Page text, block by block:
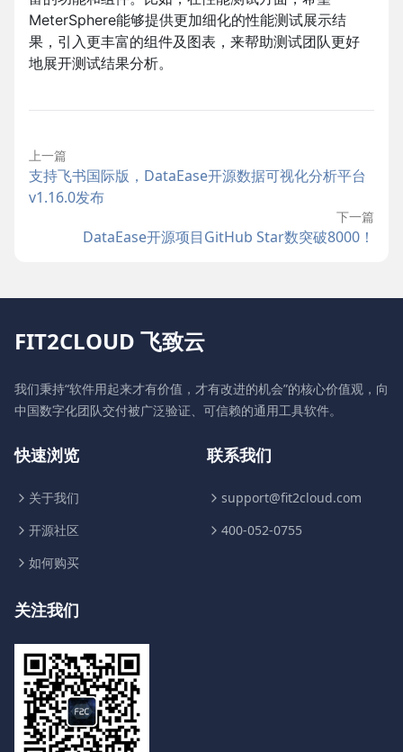
MeterSphere能够提供更加细化的性能测试展示结
果，引入更丰富的组件及图表，来帮助测试团队更好
地展开测试结果分析。
上一篇
支持飞书国际版，DataEase开源数据可视化分析平台
v1.16.0发布
下一篇
DataEase开源项目GitHub Star数突破8000！
FIT2CLOUD 飞致云
我们秉持“软件用起来才有价值，才有改进的机会”的核心价值观，向
中国数字化团队交付被广泛验证、可信赖的通用工具软件。
快速浏览
关于我们
开源社区
如何购买
联系我们
support@fit2cloud.com
400-052-0755
关注我们